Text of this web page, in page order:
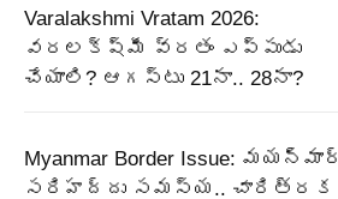
Varalakshmi Vratam 2026:
వరలక్ష్మీ వ్రతం ఎప్పుడు
చేయాలి? ఆగస్టు 21నా.. 28నా?
Myanmar Border Issue: మయన్మార్‌
సరిహద్దు సమస్య.. చారిత్రక